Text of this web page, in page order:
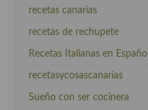
recetas canarias
recetas de rechupete
Recetas Italianas en Español
recetasycosascanarias
Sueño con ser cocinera